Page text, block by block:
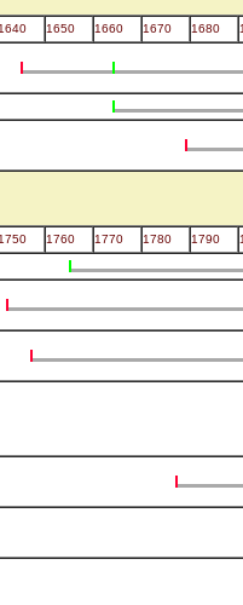
1640 1650 1660 1670 1680
1750 1760 1770 1780 1790